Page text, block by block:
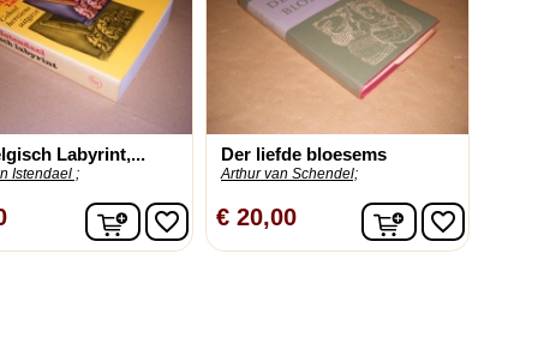
Labyrint,...
Istendael ;
In winkelwagen
favorite_border
Der liefde bloesems
Arthur van Schendel;
€ 20,00 Infavorite_border